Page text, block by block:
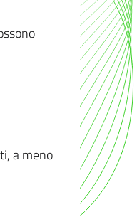
a meno